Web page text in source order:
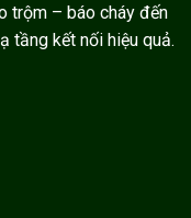
trộm – báo cháy đến
tầng kết nối hiệu quả.